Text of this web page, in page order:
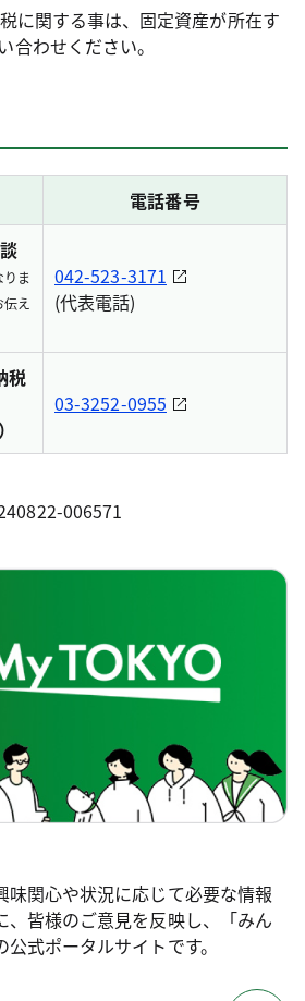
に関する事は、固定資産が所在す
合わせください。
電話番号
ま
え
042-523-3171
(代表電話)
税
03-3252-0955
006571
味関心や状況に応じて必要な情報
、皆様のご意見を反映し、「みん
式ポータルサイトです。